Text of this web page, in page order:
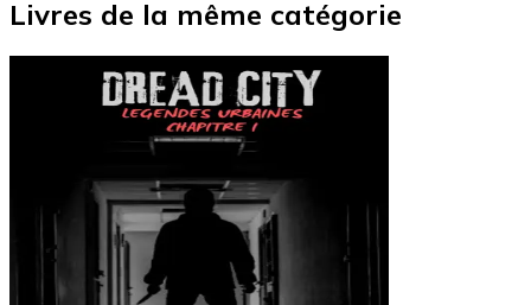
Livres de la même catégorie